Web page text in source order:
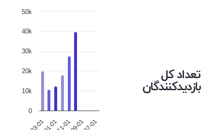
تعداد کل
بازدیدکنندگان
0
10k
20k
30k
40k
50k